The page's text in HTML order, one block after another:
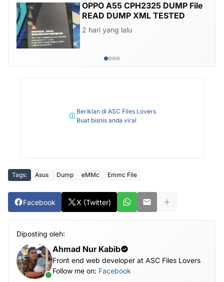
infinix HOT 10S X689 X689B
X689D Scatter Firmware
Mediatek
Beriklan di ASC Files Lovers
Buat bisnis anda viral
Tags: Asus Dump eMMc Emmc File
Facebook X (Twitter)
Diposting oleh:
Ahmad Nur Kabib
Front end web developer at ASC Files Lovers
Follow me on: Facebook